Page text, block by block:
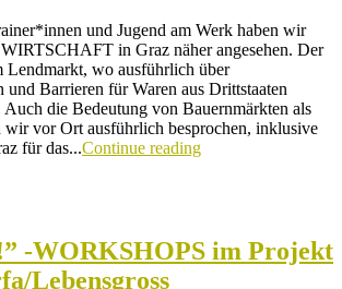
und Jugend am Werk haben wir
in Graz näher angesehen. Der
Lendmarkt, wo ausführlich über
Barrieren für Waren aus Drittstaaten
Auch die Bedeutung von Bauernmärkten als
wir vor Ort ausführlich besprochen, inklusive
für das...Continue reading
-WORKSHOPS im Projekt
Lebensgross